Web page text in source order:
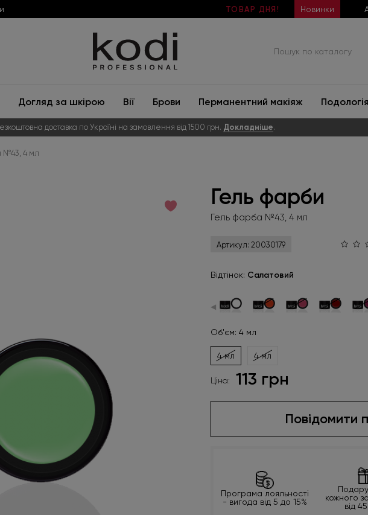
ТОВАР ДНЯ! Новинки
Догляд за шкірою Вії Брови Перманентний макіяж Подологія
доставка по Україні на замовлення від 1500 грн. Докладніше.
№43, 4 мл
Гель фарби
Гель фарба №43, 4 мл
Артикул: 20030179
Відтінок: Салатовий
◀
Об'єм: 4 мл
4 мл 4 мл
Ціна: 113 грн
Повідомити
Програма лояльності
- вигода від 5 до 15%
кожного
від